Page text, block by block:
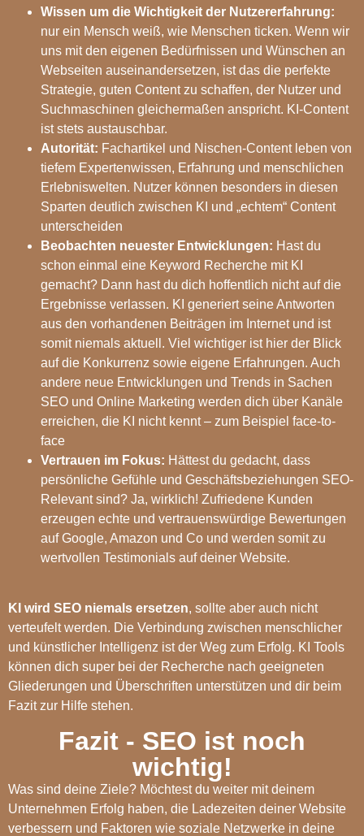
Wissen um die Wichtigkeit der Nutzererfahrung:
nur ein Mensch weiß, wie Menschen ticken. Wenn wir
uns mit den eigenen Bedürfnissen und Wünschen an
Webseiten auseinandersetzen, ist das die perfekte
Strategie, guten Content zu schaffen, der Nutzer und
Suchmaschinen gleichermaßen anspricht. KI-Content
ist stets austauschbar.
Autorität: Fachartikel und Nischen-Content leben von
tiefem Expertenwissen, Erfahrung und menschlichen
Erlebniswelten. Nutzer können besonders in diesen
Sparten deutlich zwischen KI und „echtem“ Content
unterscheiden
Beobachten neuester Entwicklungen: Hast du
schon einmal eine Keyword Recherche mit KI
gemacht? Dann hast du dich hoffentlich nicht auf die
Ergebnisse verlassen. KI generiert seine Antworten
aus den vorhandenen Beiträgen im Internet und ist
somit niemals aktuell. Viel wichtiger ist hier der Blick
auf die Konkurrenz sowie eigene Erfahrungen. Auch
andere neue Entwicklungen und Trends in Sachen
SEO und Online Marketing werden dich über Kanäle
erreichen, die KI nicht kennt – zum Beispiel face-to-
face
Vertrauen im Fokus: Hättest du gedacht, dass
persönliche Gefühle und Geschäftsbeziehungen SEO-
Relevant sind? Ja, wirklich! Zufriedene Kunden
erzeugen echte und vertrauenswürdige Bewertungen
auf Google, Amazon und Co und werden somit zu
wertvollen Testimonials auf deiner Website.
KI wird SEO niemals ersetzen, sollte aber auch nicht
verteufelt werden. Die Verbindung zwischen menschlicher
und künstlicher Intelligenz ist der Weg zum Erfolg. KI Tools
können dich super bei der Recherche nach geeigneten
Gliederungen und Überschriften unterstützen und dir beim
Fazit zur Hilfe stehen.
Fazit - SEO ist noch
wichtig!
Was sind deine Ziele? Möchtest du weiter mit deinem
Unternehmen Erfolg haben, die Ladezeiten deiner Website
verbessern und Faktoren wie soziale Netzwerke in deine